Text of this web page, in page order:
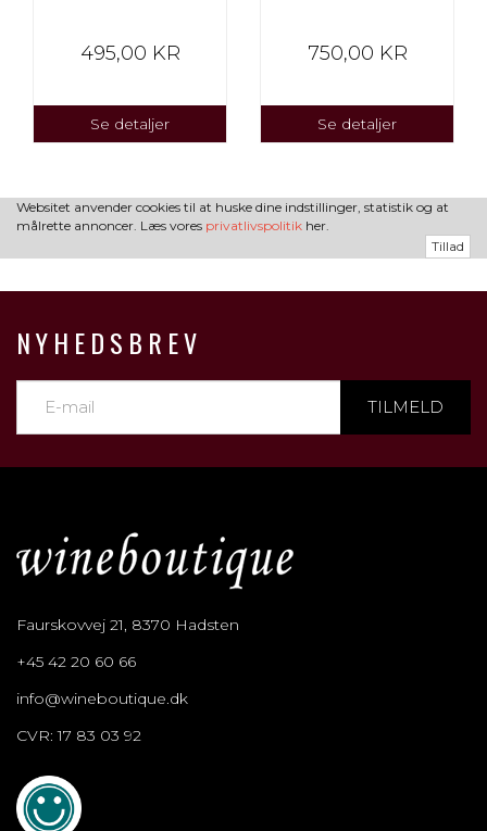
495,00 KR
Se detaljer
750,00 KR
Se detaljer
Websitet anvender cookies til at huske dine indstillinger, statistik og at
målrette annoncer. Læs vores privatlivspolitik her.
Tillad
NYHEDSBREV
TILMELD
Faurskovvej 21, 8370 Hadsten
+45 42 20 60 66
info@wineboutique.dk
CVR: 17 83 03 92